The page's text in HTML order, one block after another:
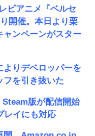
ビアニメ『ベルセ
開催。本日より栗
ャンペーンがスター
りデベロッパーを
フを引き抜いた
版が配信開始
イにも対応